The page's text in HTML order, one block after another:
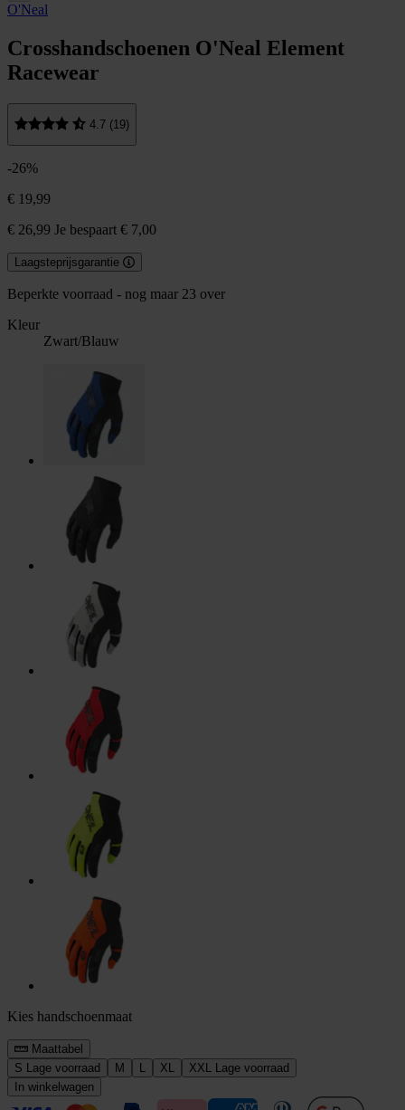
O'Neal
Crosshandschoenen O'Neal Element
Racewear
4.7 (19)
-26%
€ 19,99
€ 26,99 Je bespaart € 7,00
Laagsteprijsgarantie
Beperkte voorraad - nog maar 23 over
Kleur
Zwart/Blauw
Kies handschoenmaat
Maattabel
S Lage voorraad M L XL XXL Lage voorraad
In winkelwagen